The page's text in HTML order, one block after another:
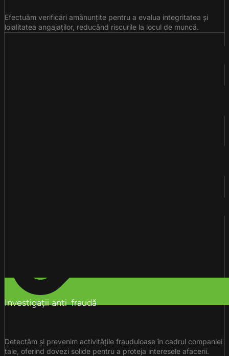
Efectuăm verificări amănunțite pentru a evalua integritatea și
loialitatea angajaților, reducând riscurile la locul de muncă.
Investigații anti-fraudă
Detectăm și prevenim activitățile frauduloase în cadrul companiei
tale, oferind dovezi solide pentru a proteja interesele afacerii.